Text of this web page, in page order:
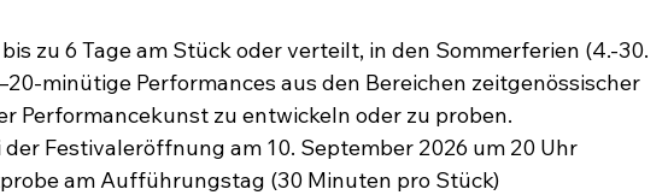
zu 6 Tage am Stück oder verteilt, in den Sommerferien (4.-30.
minütige Performances aus den Bereichen zeitgenössischer
Performancekunst zu entwickeln oder zu proben.
Festivaleröffnung am 10. September 2026 um 20 Uhr
am Aufführungstag (30 Minuten pro Stück)